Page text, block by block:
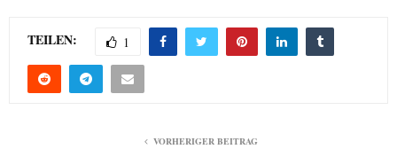
TEILEN: 1
VORHERIGER BEITRAG